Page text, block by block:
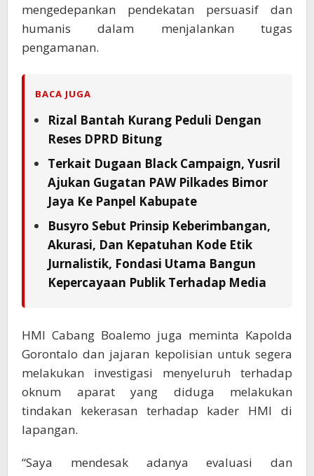
mengedepankan pendekatan persuasif dan
humanis dalam menjalankan tugas
pengamanan.
BACA JUGA
Rizal Bantah Kurang Peduli Dengan
Reses DPRD Bitung
Terkait Dugaan Black Campaign, Yusril
Ajukan Gugatan PAW Pilkades Bimor
Jaya Ke Panpel Kabupate
Busyro Sebut Prinsip Keberimbangan,
Akurasi, Dan Kepatuhan Kode Etik
Jurnalistik, Fondasi Utama Bangun
Kepercayaan Publik Terhadap Media
HMI Cabang Boalemo juga meminta Kapolda
Gorontalo dan jajaran kepolisian untuk segera
melakukan investigasi menyeluruh terhadap
oknum aparat yang diduga melakukan
tindakan kekerasan terhadap kader HMI di
lapangan.
“Saya mendesak adanya evaluasi dan